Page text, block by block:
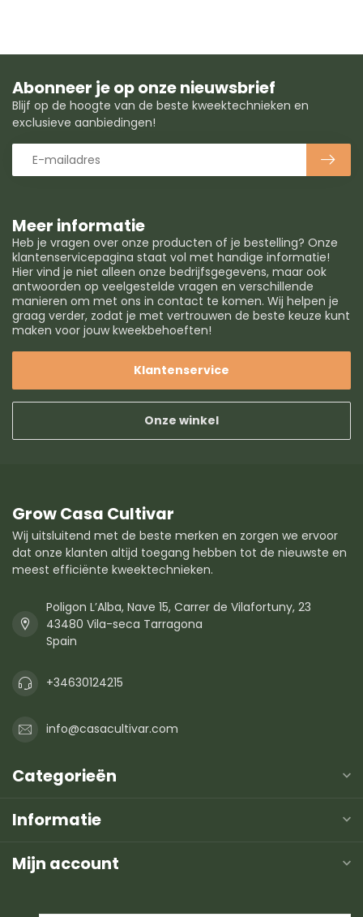
Meer informatie
Heb je vragen over onze producten of je bestelling? Onze
klantenservicepagina staat vol met handige informatie!
Hier vind je niet alleen onze bedrijfsgegevens, maar ook
antwoorden op veelgestelde vragen en verschillende
manieren om met ons in contact te komen. Wij helpen je
graag verder, zodat je met vertrouwen de beste keuze kunt
maken voor jouw kweekbehoeften!
Klantenservice
Onze winkel
Abonneer je op onze nieuwsbrief
Blijf op de hoogte van de beste kweektechnieken en
exclusieve aanbiedingen!
Grow Casa Cultivar
Wij uitsluitend met de beste merken en zorgen we ervoor
dat onze klanten altijd toegang hebben tot de nieuwste en
meest efficiënte kweektechnieken.
Poligon L’Alba, Nave 15, Carrer de Vilafortuny, 23
43480 Vila-seca Tarragona
Spain
+34630124215
info@casacultivar.com
Categorieën
Informatie
Mijn account